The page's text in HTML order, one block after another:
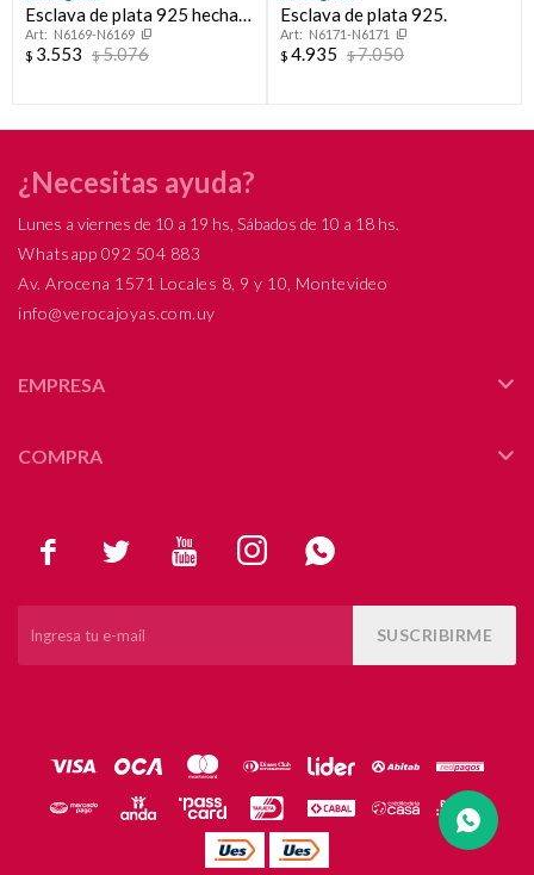
Esclava de plata 925 hecha a
mano.N6169-N6169
$ 3.553 $5.076
Esclava de plata 925.
N6171-N6171
$ 4.935 $7.050
    
SUSCRIBIRME
¿Necesitas ayuda?
Lunes a viernes de 10 a 19 hs, Sábados de 10 a 18 hs.
Whatsapp 092 504 883
Av. Arocena 1571 Locales 8, 9 y 10, Montevideo
info@verocajoyas.com.uy
EMPRESA
COMPRA